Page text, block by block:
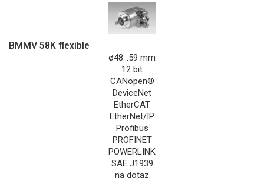
BMMV 58K flexible
ø48...59 mm
12 bit
CANopen®
DeviceNet
EtherCAT
EtherNet/IP
Profibus
PROFINET
POWERLINK
SAE J1939
na dotaz